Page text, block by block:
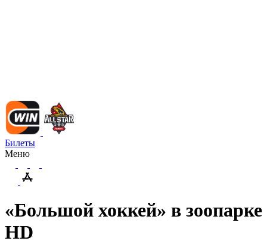
Билеты
Меню
«Большой хоккей» в зоопарке
HD